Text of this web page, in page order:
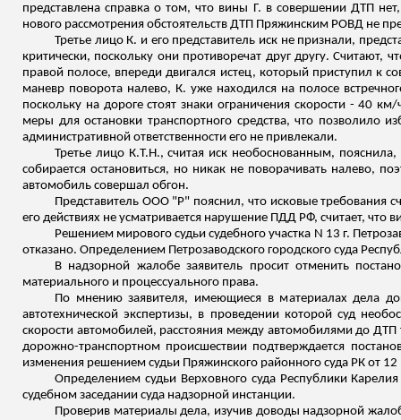
представлена справка о том, что вины Г. в совершении ДТП
нового рассмотрения обстоятельств ДТП Пряжинским РОВД не
Третье лицо К. и его представитель иск не признали,
критически, поскольку они противоречат друг другу.
правой полосе, впереди двигался истец, который приступил к
маневр поворота налево, К. уже находился на полосе
поскольку на дороге стоят знаки ограничения скорости - 40
меры для остановки транспортного средства, что позволило
административной ответственности его не привлекали.
Третье лицо К.Т.Н., считая иск необоснованным,
собирается остановиться, но никак не поворачивать налево,
автомобиль совершал обгон.
Представитель ООО "Р" пояснил, что исковые требования
его действиях не усматривается нарушение ПДД РФ, считает, что
Решением мирового судьи судебного участка N 13 г.
отказано. Определением Петрозаводского городского суда
В надзорной жалобе заявитель просит отменить
материального и процессуального права.
По мнению заявителя, имеющиеся в материалах дела
автотехнической экспертизы, в проведении которой суд
скорости автомобилей, расстояния между автомобилями до
дорожно-транспортном происшествии подтверждается
изменения решением судьи Пряжинского районного суда РК от
Определением судьи Верховного суда Республики
судебном заседании суда надзорной инстанции.
Проверив материалы дела, изучив доводы надзорной